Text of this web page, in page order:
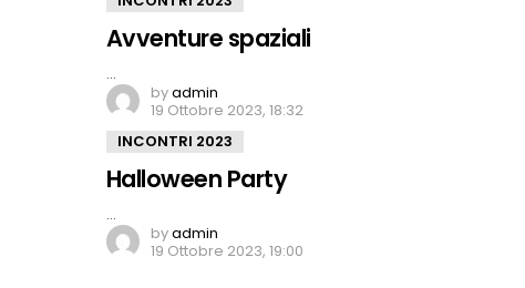
Avventure spaziali
…
byadmin
19 Ottobre 2023, 18:32
INCONTRI 2023
Halloween Party
…
byadmin
19 Ottobre 2023, 19:00